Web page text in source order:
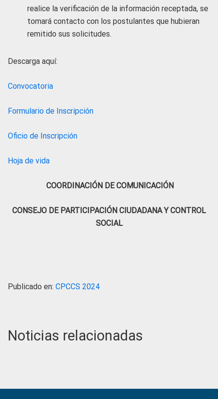
realice la verificación de la información receptada, se
tomará contacto con los postulantes que hubieran
remitido sus solicitudes.
Descarga aquí:
Convocatoria
Formulario de Inscripción
Oficio de Inscripción
Hoja de vida
COORDINACIÓN DE COMUNICACIÓN
CONSEJO DE PARTICIPACIÓN CIUDADANA Y CONTROL
SOCIAL
Publicado en: CPCCS 2024
Noticias relacionadas